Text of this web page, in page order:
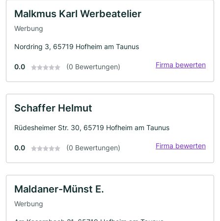
Malkmus Karl Werbeatelier
Werbung
Nordring 3, 65719 Hofheim am Taunus
0.0 (0 Bewertungen) Firma bewerten
Schaffer Helmut
Rüdesheimer Str. 30, 65719 Hofheim am Taunus
0.0 (0 Bewertungen) Firma bewerten
Maldaner-Münst E.
Werbung